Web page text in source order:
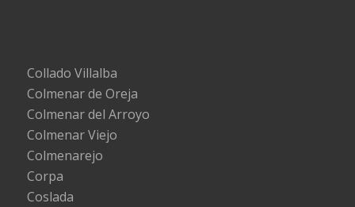
Collado Villalba
Colmenar de Oreja
Colmenar del Arroyo
Colmenar Viejo
Colmenarejo
Corpa
Coslada